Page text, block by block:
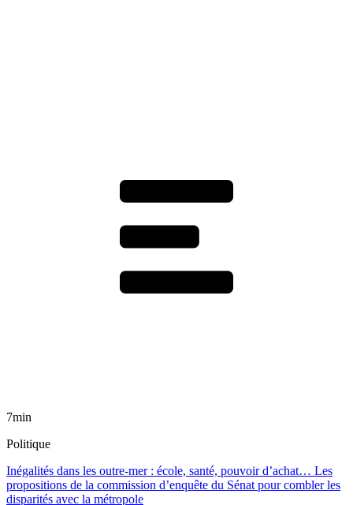
7min
Politique
Inégalités dans les outre-mer : école, santé, pouvoir d’achat… Les
propositions de la commission d’enquête du Sénat pour combler les
disparités avec la métropole